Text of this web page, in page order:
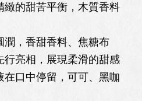
緻的甜苦平衡，木質香料
潤，香甜香料、焦糖布
行亮相，展現柔滑的甜感
在口中停留，可可、黑咖